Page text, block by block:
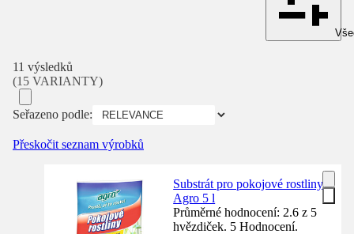
11 výsledků
(15 VARIANTY)
Seřazeno podle:
Přeskočit seznam výrobků
Substrát pro pokojové rostliny
Agro 5 l
Průměrné hodnocení: 2.6 z 5
hvězdiček. 5 Hodnocení.